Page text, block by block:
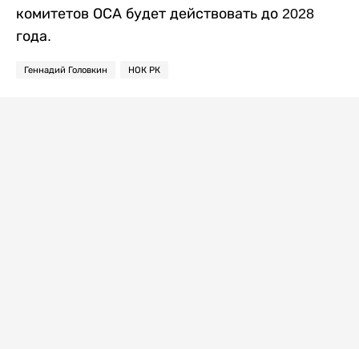
комитетов ОСА будет действовать до 2028
года.
Геннадий Головкин НОК РК